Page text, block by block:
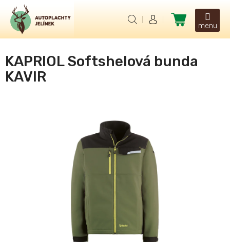
obsah
Nákupní
košík
KAPRIOL Softshelová bunda
KAVIR